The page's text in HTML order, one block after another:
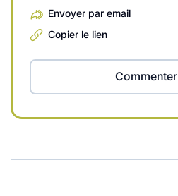
Envoyer par email
Copier le lien
Commenter